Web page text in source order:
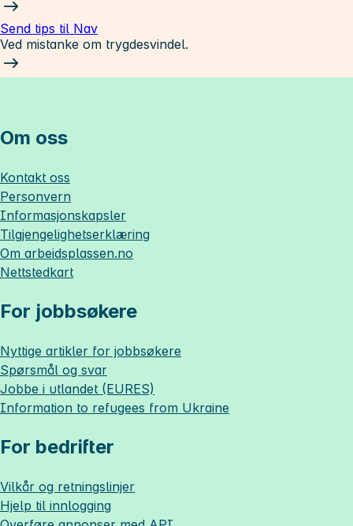
Send tips til Nav
Ved mistanke om trygdesvindel.
Om oss
Kontakt oss
Personvern
Informasjonskapsler
Tilgjengelighetserklæring
Om arbeidsplassen.no
Nettstedkart
For jobbsøkere
Nyttige artikler for jobbsøkere
Spørsmål og svar
Jobbe i utlandet (EURES)
Information to refugees from Ukraine
For bedrifter
Vilkår og retningslinjer
Hjelp til innlogging